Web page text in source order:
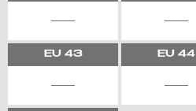
EU43 EU 44